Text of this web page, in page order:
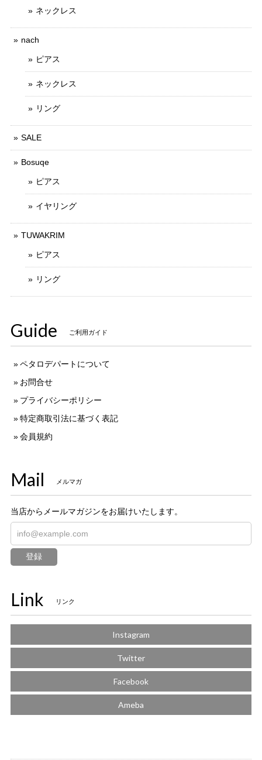
ネックレス
nach
ピアス
ネックレス
リング
SALE
Bosuqe
ピアス
イヤリング
TUWAKRIM
ピアス
リング
Guide ご利用ガイド
ペタロデパートについて
お問合せ
プライバシーポリシー
特定商取引法に基づく表記
会員規約
Mail メルマガ
当店からメールマガジンをお届けいたします。
登録
Link リンク
Instagram
Twitter
Facebook
Ameba